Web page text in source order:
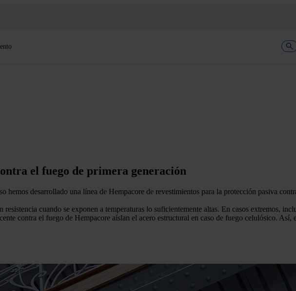
el fuego de primera generación
hemos desarrollado una línea de Hempacore de revestimientos para la protección pasiva
cuando se exponen a temperaturas lo suficientemente altas. En casos extremos,
contra el fuego de Hempacore aíslan el acero estructural en caso de fuego celulósico. Así,